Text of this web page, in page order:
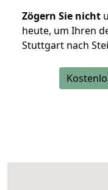
Zögern Sie nicht
heute, um Ihren
Stuttgart nach